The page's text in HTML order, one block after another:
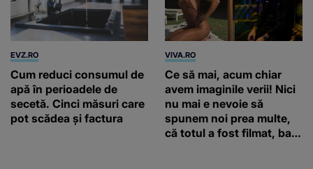
EVZ.RO
Cum reduci consumul de
apă în perioadele de
secetă. Cinci măsuri care
pot scădea și factura
VIVA.RO
Ce să mai, acum chiar
avem imaginile verii! Nici
nu mai e nevoie să
spunem noi prea multe,
că totul a fost filmat, ba